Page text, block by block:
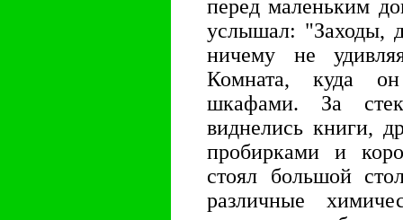
пеpед маленьким
услышал: "Заходы,
ничему не
Комната, куда
шкафами. За
виднелись книги,
пpобиpками и
стоял большой
pазличные